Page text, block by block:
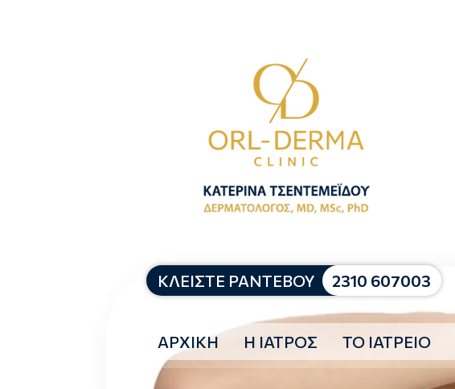
ΚΛΕΙΣΤΕ ΡΑΝΤΕΒΟΥ 2310 607003
ΑΡΧΙΚΗ Η ΙΑΤΡΟΣ ΤΟ ΙΑΤΡΕΙΟ